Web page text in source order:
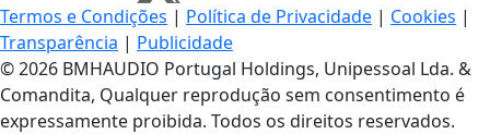
Termos e Condições | Política de Privacidade | Cookies |
Transparência | Publicidade
© 2026 BMHAUDIO Portugal Holdings, Unipessoal Lda. &
Comandita, Qualquer reprodução sem consentimento é
expressamente proibida. Todos os direitos reservados.